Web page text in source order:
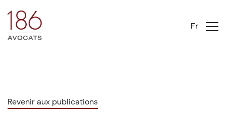
Fr
Revenir aux publications